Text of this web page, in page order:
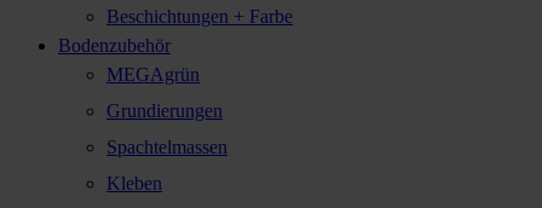
Beschichtungen + Farbe
Bodenzubehör
MEGAgrün
Grundierungen
Spachtelmassen
Kleben